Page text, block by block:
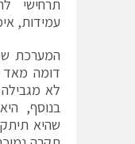
תרחישי
עמידות,
המערכת
דומה מאד
לא
בנוסף,
שהיא